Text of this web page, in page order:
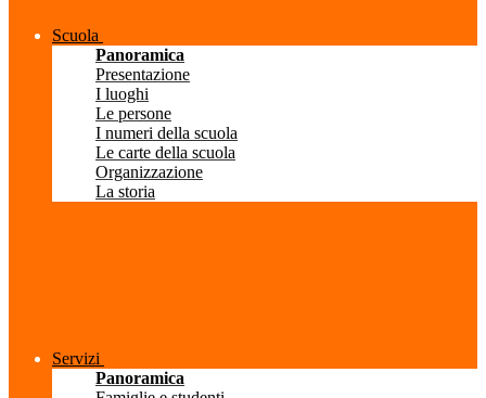
Scuola
Panoramica
Presentazione
I luoghi
Le persone
I numeri della scuola
Le carte della scuola
Organizzazione
La storia
Servizi
Panoramica